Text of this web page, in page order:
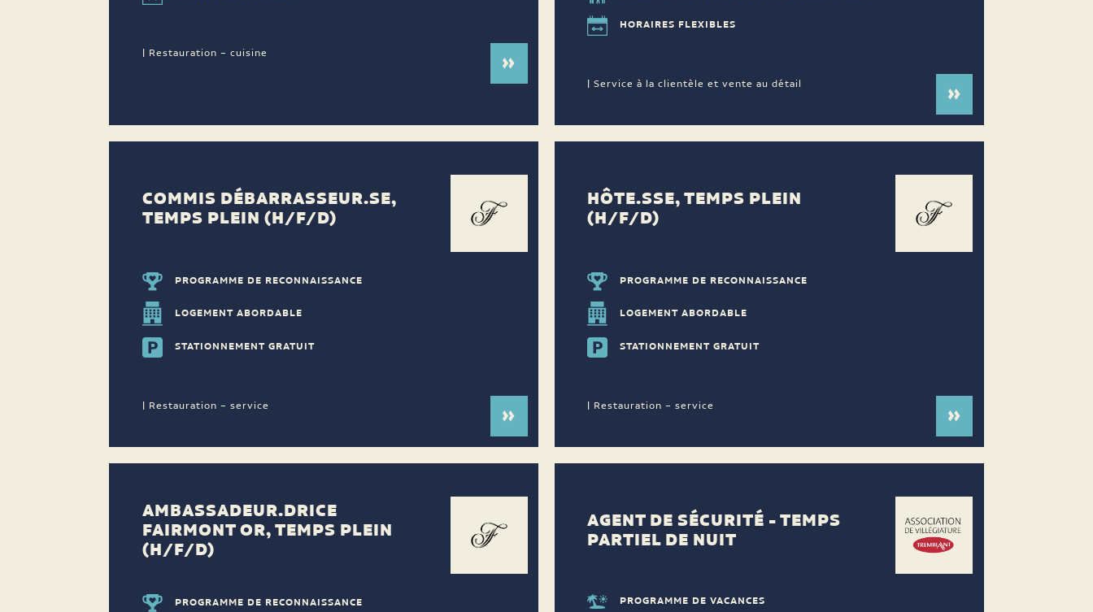
| Restauration – cuisine
HORAIRES FLEXIBLES
| Service à la clientèle et vente au détail
COMMIS DÉBARRASSEUR.SE,
TEMPS PLEIN (H/F/D)
PROGRAMME DE RECONNAISSANCE
LOGEMENT ABORDABLE
STATIONNEMENT GRATUIT
| Restauration – service
HÔTE.SSE, TEMPS PLEIN
(H/F/D)
PROGRAMME DE RECONNAISSANCE
LOGEMENT ABORDABLE
STATIONNEMENT GRATUIT
| Restauration – service
AMBASSADEUR.DRICE
FAIRMONT OR, TEMPS PLEIN
(H/F/D)
PROGRAMME DE RECONNAISSANCE
AGENT DE SÉCURITÉ - TEMPS
PARTIEL DE NUIT
PROGRAMME DE VACANCES